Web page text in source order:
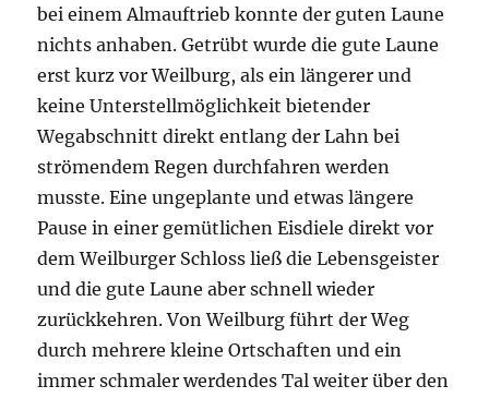
bei einem Almauftrieb konnte der guten Laune
nichts anhaben. Getrübt wurde die gute Laune
erst kurz vor Weilburg, als ein längerer und
keine Unterstellmöglichkeit bietender
Wegabschnitt direkt entlang der Lahn bei
strömendem Regen durchfahren werden
musste. Eine ungeplante und etwas längere
Pause in einer gemütlichen Eisdiele direkt vor
dem Weilburger Schloss ließ die Lebensgeister
und die gute Laune aber schnell wieder
zurückkehren. Von Weilburg führt der Weg
durch mehrere kleine Ortschaften und ein
immer schmaler werdendes Tal weiter über den